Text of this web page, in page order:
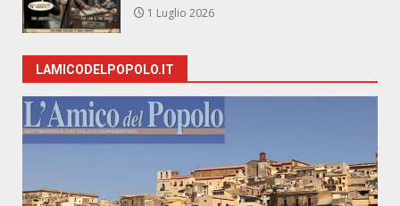
1 Luglio 2026
LAMICODELPOPOLO.IT